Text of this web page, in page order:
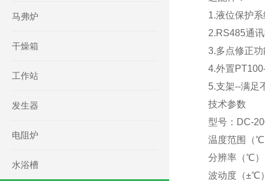
马弗炉
干燥箱
工作站
发生器
电阻炉
水浴槽
1.液位保护
2.RS485通
3.多点修正
4.外置
5.支架--满足
技术参数
型号：DC-
温度范围（
分辨率（℃
波动度（±℃